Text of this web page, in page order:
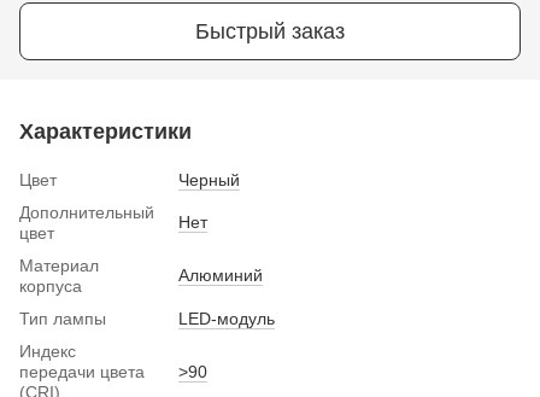
Быстрый заказ
Характеристики
Цвет
Черный
Дополнительный
цвет
Нет
Материал
корпуса
Алюминий
Тип лампы
LED-модуль
Индекс
передачи цвета
(CRI)
>90